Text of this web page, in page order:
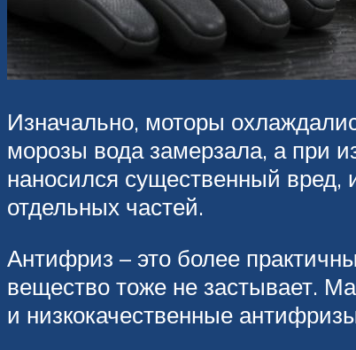
Изначально, моторы
морозы вода замерзала, а при
наносился существенный вред,
отдельных частей.
Антифриз – это более
вещество тоже не застывает.
и низкокачественные